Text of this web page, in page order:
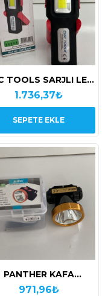
TOOLS SARJLI LED
EL LAMBASI 420LM
CMC4251
1.736,37₺
SEPETE EKLE
PANTHER KAFA
USB ŞARJLI
971,96₺